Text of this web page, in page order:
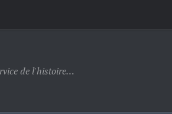
de l'histoire…